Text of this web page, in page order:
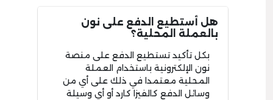
هل أستطيع الدفع على نون
بالعملة المحلية؟
بكل تأكيد تستطيع الدفع على منصة
نون الإلكترونية باستخدام العملة
المحلية معتمدا في ذلك على أي من
وسائل الدفع كالفيزا كارد أو أي وسيلة